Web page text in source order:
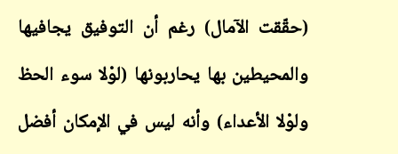
(حقّقت الآمال) رغم أن التوفيق يجافيها
والمحيطين بها يحاربونها (لوْلا سوء الحظ
ولوْلا الأعداء) وأنه ليس في الإمكان أفضل